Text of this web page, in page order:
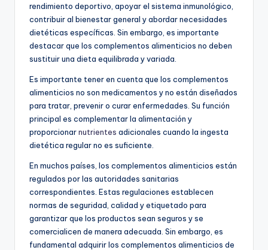
rendimiento deportivo, apoyar el sistema inmunológico,
contribuir al bienestar general y abordar necesidades
dietéticas específicas. Sin embargo, es importante
destacar que los complementos alimenticios no deben
sustituir una dieta equilibrada y variada.
Es importante tener en cuenta que los complementos
alimenticios no son medicamentos y no están diseñados
para tratar, prevenir o curar enfermedades. Su función
principal es complementar la alimentación y
proporcionarnutrientes adicionales cuando la ingesta
dietética regular no es suficiente.
En muchos países, los complementos alimenticios están
regulados por las autoridades sanitarias
correspondientes. Estas regulaciones establecen
normas de seguridad, calidad y etiquetado para
garantizar que los productos sean seguros y se
comercialicen de manera adecuada. Sin embargo, es
fundamental adquirir los complementos alimenticios de